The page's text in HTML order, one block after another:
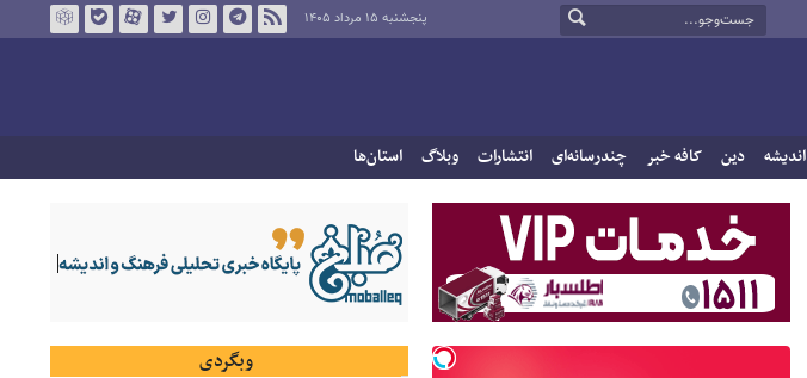
پنجشنبه ۱۵ مرداد ۱۴۰۵
اندیشه دین کافه خبر چندرسانه‌ای انتشارات وبلاگ استان‌ها
وبگردی